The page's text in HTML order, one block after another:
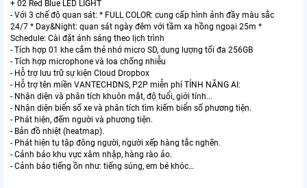
+ 02 Red Blue LED LIGHT
- Với 3 chế độ quan sát: * FULL COLOR: cung cấp hình ảnh đầy màu sắc
24/7 * Day&Night: quan sát ngày đêm với tầm xa hồng ngoại 25m *
Schedule: Cài đặt ánh sáng theo lịch trình
- Tích hợp 01 khe cắm thẻ nhớ micro SD, dung lượng tối đa 256GB
- Tích hợp microphone và loa chống nhiễu
- Hỗ trợ lưu trữ sự kiện Cloud Dropbox
- Hỗ trợ tên miền VANTECHDNS, P2P miễn phí TÍNH NĂNG AI:
- Nhận diện và phân tích khuôn mặt, độ tuổi, giới tính...
- Nhận diện biển số xe và phân tích tìm kiếm biển số phương tiện.
- Phát hiện, đếm người và phương tiện.
- Bản đồ nhiệt (heatmap).
- Phát hiện tụ tập đông người, người xếp hàng tắc nghẽn.
- Cảnh báo khu vực xâm nhập, hàng rào ảo.
- Cảnh báo tiếng ồn như: tiếng súng, em bé khóc…